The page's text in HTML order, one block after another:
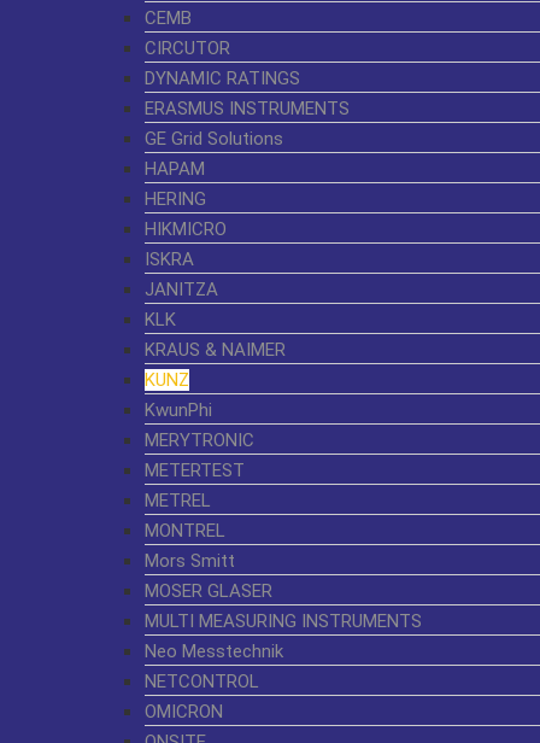
CEMB
CIRCUTOR
DYNAMIC RATINGS
ERASMUS INSTRUMENTS
GE Grid Solutions
HAPAM
HERING
HIKMICRO
ISKRA
JANITZA
KLK
KRAUS & NAIMER
KUNZ
KwunPhi
MERYTRONIC
METERTEST
METREL
MONTREL
Mors Smitt
MOSER GLASER
MULTI MEASURING INSTRUMENTS
Neo Messtechnik
NETCONTROL
OMICRON